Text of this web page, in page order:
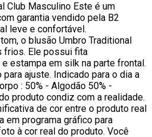
Club Masculino Este é um
garantia vendido pela B2
leve e confortável.
o blusão Umbro Traditional
frios. Ele possui fita
estampa em silk na parte frontal.
ajuste. Indicado para o dia a
: 50% - Algodão 50% -
produto condiz com a realidade.
de cor entre o produto real
em programa gráfico para
à cor real do produto. Você